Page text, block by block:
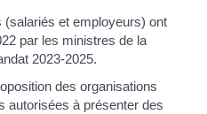
et employeurs) ont
par les ministres de la
2023-2025.
des organisations
autorisées à présenter des